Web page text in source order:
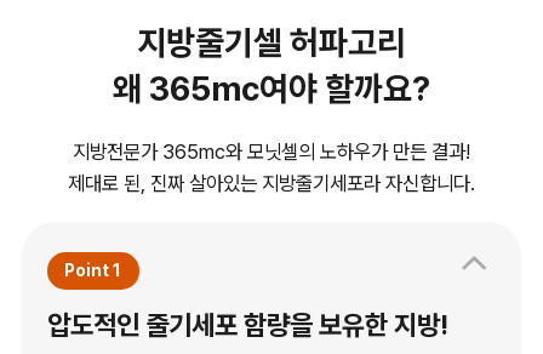
지방줄기셀 허파고리
왜 365mc여야 할까요?
지방전문가 365mc와 모닛셀의 노하우가 만든 결과!
제대로 된, 진짜 살아있는 지방줄기세포라 자신합니다.
Point 1
압도적인 줄기세포 함량을 보유한 지방!